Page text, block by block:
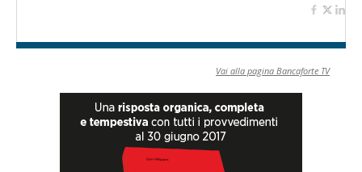
Vai alla pagina Bancaforte TV